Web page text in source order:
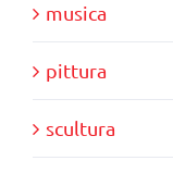
musica
pittura
scultura